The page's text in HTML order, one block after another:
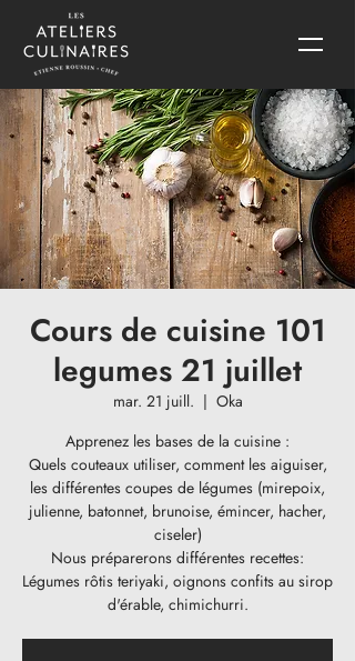
Cours de cuisine 101
legumes 21 juillet
mar. 21 juill.
  |
Oka
Apprenez les bases de la cuisine :
Quels couteaux utiliser, comment les aiguiser,
les différentes coupes de légumes (mirepoix,
julienne, batonnet, brunoise, émincer, hacher,
ciseler)
Nous préparerons différentes recettes:
Légumes rôtis teriyaki, oignons confits au sirop
d'érable, chimichurri.